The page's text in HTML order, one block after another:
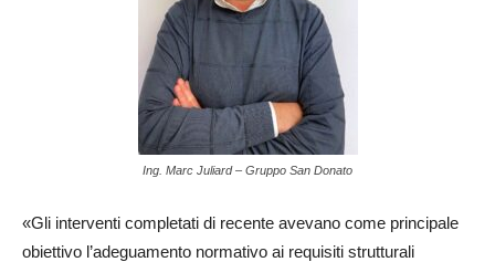
Ing. Marc Juliard – Gruppo San Donato
«Gli interventi completati di recente avevano come principale
obiettivo l’adeguamento normativo ai requisiti strutturali